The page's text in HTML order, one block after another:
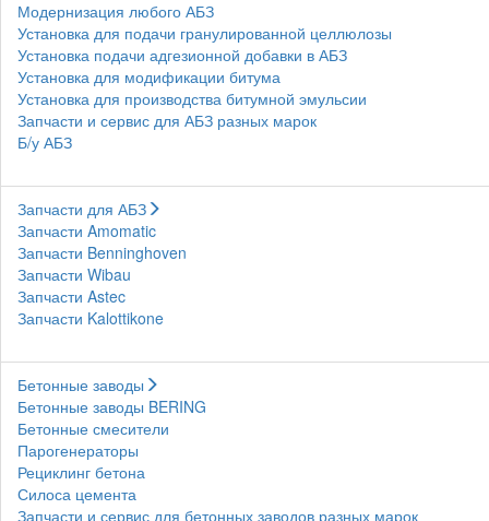
Модернизация любого АБЗ
Установка для подачи гранулированной целлюлозы
Установка подачи адгезионной добавки в АБЗ
Установка для модификации битума
Установка для производства битумной эмульсии
Запчасти и сервис для АБЗ разных марок
Б/у АБЗ
Запчасти для АБЗ
Запчасти Amomatic
Запчасти Benninghoven
Запчасти Wibau
Запчасти Astec
Запчасти Kalottikone
Бетонные заводы
Бетонные заводы BERING
Бетонные смесители
Парогенераторы
Рециклинг бетона
Силоса цемента
Запчасти и сервис для бетонных заводов разных марок